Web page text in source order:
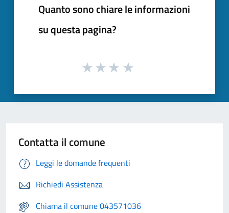
Quanto sono chiare le informazioni
su questa pagina?
Contatta il comune
Leggi le domande frequenti
Richiedi Assistenza
Chiama il comune 043571036